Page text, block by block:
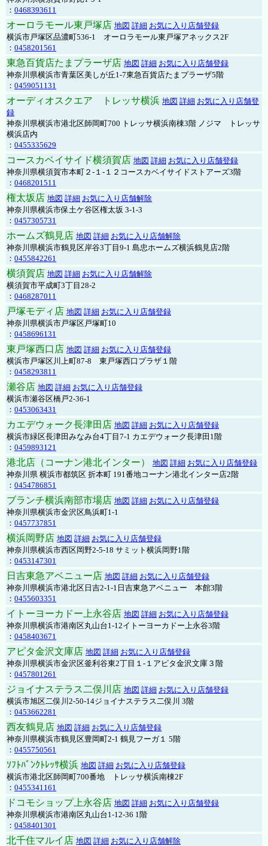
： 0468393611
オーロラモール東戸塚店 地図 詳細 お気に入り店舗登録
横浜市戸塚区品濃町536-1 オーロラモール東戸塚アネックス2F
： 0458201561
東急百貨店たまプラーザ店 地図 詳細 お気に入り店舗登録
神奈川県横浜市青葉区美しが丘1-7東急百貨店たまプラーザ5階
： 0459051131
オーディオスクエア トレッサ横浜 地図 詳細 お気に入り店舗登
録
神奈川県横浜市港北区師岡町700 トレッサ横浜南棟3階 ノジマ トレッサ
横浜店内
： 0455335629
コースカベイサイド横須賀店 地図 詳細 お気に入り店舗登録
神奈川県横須賀市本町２-１-１２コースカベイサイドストアーズ3階
： 0468201511
権太坂店 地図 詳細 お気に入り店舗解除
神奈川県横浜市保土ケ谷区権太坂 3-1-3
： 0457305731
ホームズ鶴見店 地図 詳細 お気に入り店舗解除
神奈川県横浜市鶴見区岸谷3丁目9-1 島忠ホームズ横浜鶴見店2階
： 0455842261
横須賀店 地図 詳細 お気に入り店舗解除
横須賀市平成町3丁目28-2
： 0468287011
戸塚モディ店 地図 詳細 お気に入り店舗登録
神奈川県横浜市戸塚区戸塚町10
： 0458696131
東戸塚西口店 地図 詳細 お気に入り店舗登録
横浜市戸塚区川上町87-8 東戸塚西口プラザ１階
： 0458293811
瀬谷店 地図 詳細 お気に入り店舗登録
横浜市瀬谷区橋戸2-36-1
： 0453063431
カエデウォーク長津田店 地図 詳細 お気に入り店舗登録
横浜市緑区長津田みなみ台4丁目7-1 カエデウォーク長津田1階
： 0459893121
港北店（コーナン港北インター） 地図 詳細 お気に入り店舗登録
神奈川県 横浜市都筑区 折本町 191番地コーナン港北インター店2階
： 0454786851
ブランチ横浜南部市場店 地図 詳細 お気に入り店舗登録
神奈川県横浜市金沢区鳥浜町1-1
： 0457737851
横浜岡野店 地図 詳細 お気に入り店舗登録
神奈川県横浜市西区岡野2-5-18 サミット横浜岡野1階
： 0453147301
日吉東急アベニュー店 地図 詳細 お気に入り店舗登録
神奈川県横浜市港北区日吉2-1-1日吉東急アベニュー 本館3階
： 0455603351
イトーヨーカドー上永谷店 地図 詳細 お気に入り店舗登録
神奈川県横浜市港南区丸山台1-12イトーヨーカドー上永谷3階
： 0458403671
アピタ金沢文庫店 地図 詳細 お気に入り店舗登録
神奈川県横浜市金沢区釜利谷東2丁目１-１アピタ金沢文庫３階
： 0457801261
ジョイナステラス二俣川店 地図 詳細 お気に入り店舗登録
横浜市旭区二俣川2-50-14ジョイナステラス二俣川 3階
： 0453662281
西友鶴見店 地図 詳細 お気に入り店舗登録
神奈川県横浜市鶴見区豊岡町2-1 鶴見フーガ１ 5階
： 0455750561
ｿﾌﾄﾊﾞﾝｸﾄﾚｯｻ横浜 地図 詳細 お気に入り店舗登録
横浜市港北区師岡町700番地 トレッサ横浜南棟2F
： 0455341161
ドコモショップ上永谷店 地図 詳細 お気に入り店舗登録
神奈川県横浜市港南区丸山台1-12-36 1階
： 0458401301
北千住マルイ店 地図 詳細 お気に入り店舗解除